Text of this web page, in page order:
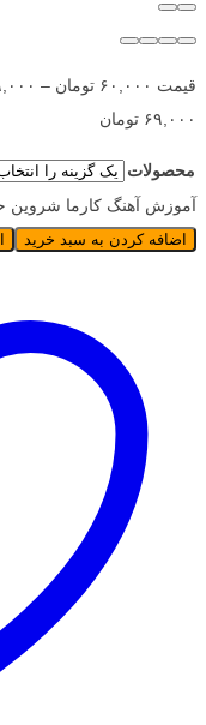
قیمت ۶۰,۰۰۰ تومان –
۶۹,۰۰۰ تومان
محصولات
آموزش آهنگ کارما شروین
اضافه کردن به سبد خرید